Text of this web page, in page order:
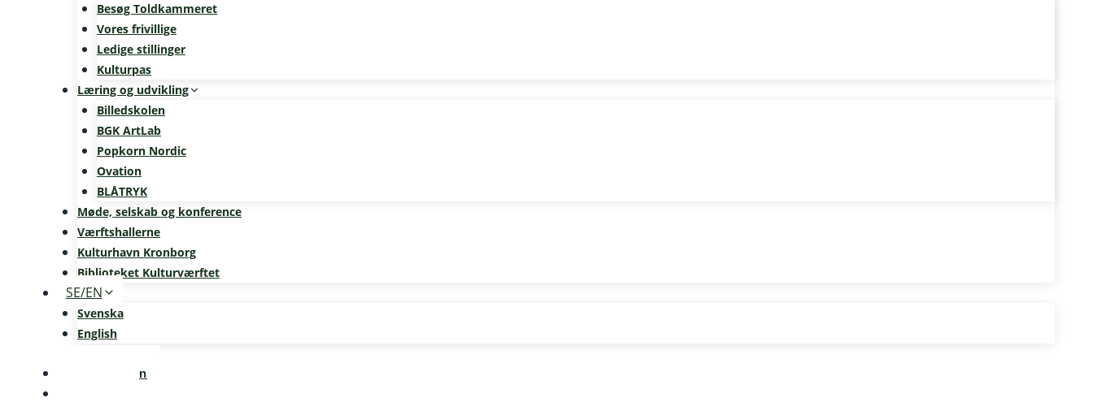
Besøg Toldkammeret
Vores frivillige
Ledige stillinger
Kulturpas
Læring og udvikling
Billedskolen
BGK ArtLab
Popkorn Nordic
Ovation
BLÅTRYK
Møde, selskab og konference
Værftshallerne
Kulturhavn Kronborg
Biblioteket Kulturværftet
SE/EN
Svenska
English
Kalenderen